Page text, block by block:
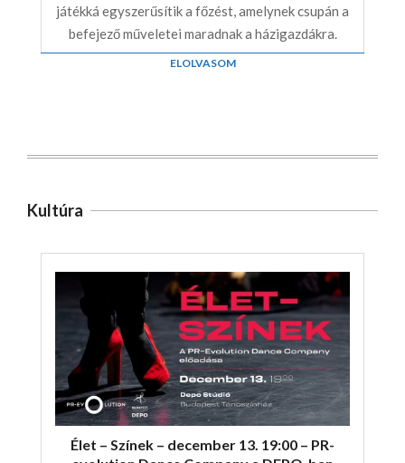
játékká egyszerűsítik a főzést, amelynek csupán a
befejező műveletei maradnak a házigazdákra.
ELOLVASOM
Kultúra
Élet – Színek – december 13. 19:00 – PR-